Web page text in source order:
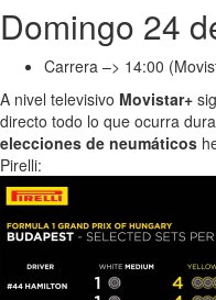
Domingo 24
Carrera –> 14:00
A nivel televisivo Movistar+
directo todo lo que ocurra
elecciones de neumáticos
Pirelli: